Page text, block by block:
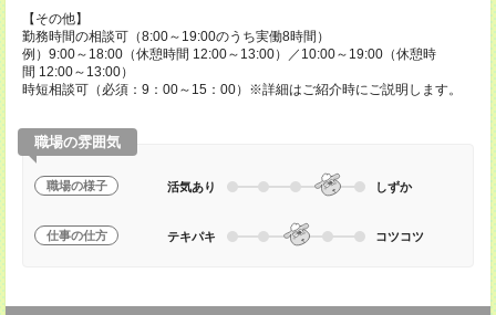
【その他】
勤務時間の相談可（8:00～19:00のうち実働8時間）
例）9:00～18:00（休憩時間 12:00～13:00）／10:00～19:00（休憩時
間 12:00～13:00）
時短相談可（必須：9：00～15：00）※詳細はご紹介時にご説明します。
職場の雰囲気
職場の様子 活気あり しずか
仕事の仕方 テキパキ コツコツ